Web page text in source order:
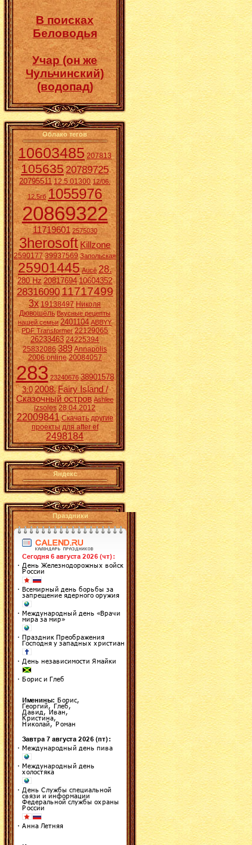
В поисках
Беловодья
Учар (он же
Чульчинский)
(водопад)
Облако тегов
10603485 207813
10563520789725
20795511 12.5.01300 12/06.
12.5гб 1055976
20869322
11719601 2575030
3herosoft Killzone
2590177 39937569 Запольская
25901445 Aucē 28.
280 Hz 20817694 10604352
2831609011717499
3x 19138497 Николя
Дювошель Вкусные рецепты
нашей семьи 2401104 ABBYY
PDF Transformer 22129065
26233463 24225394
25832086 389 Annapolis
2006 online 20084057
283 23240676 38901578
3:0 2008. Fairy Island /
Сказочный остров Ashlee
izsoles 28.04.2012
22009841 Скачать другие
проекты для after ef
2498184
Яндекс
Праздники